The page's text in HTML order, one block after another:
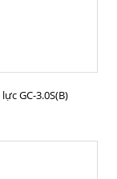
GC-3.0S(B)